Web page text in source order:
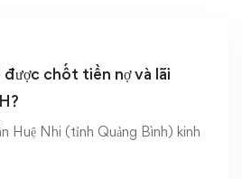
chốt tiền nợ và lãi
Huệ Nhi (tỉnh Quảng Bình) kinh